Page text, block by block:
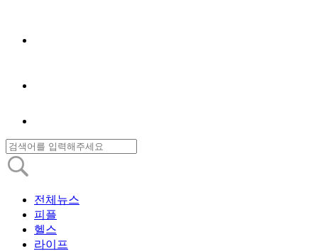
전체뉴스
피플
헬스
라이프